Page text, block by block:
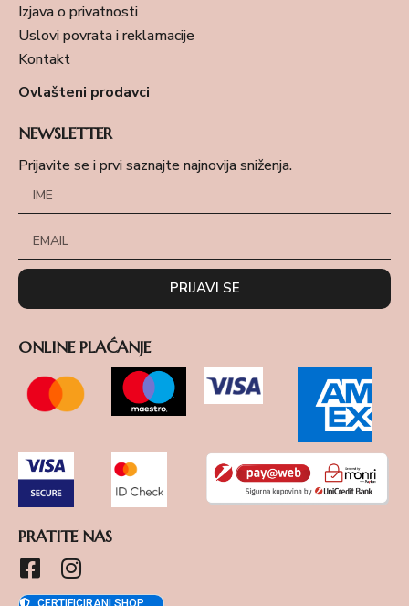
Izjava o privatnosti
Uslovi povrata i reklamacije
Kontakt
Ovlašteni prodavci
NEWSLETTER
Prijavite se i prvi saznajte najnovija sniženja.
PRIJAVI SE
ONLINE PLAĆANJE
PRATITE NAS